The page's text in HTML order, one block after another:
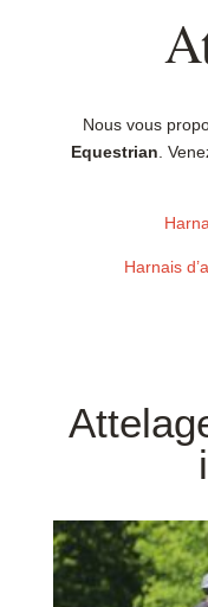
Nous vous
Equestrian .
Harnais